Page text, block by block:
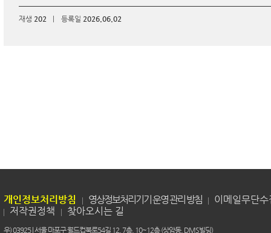
재생 202 | 등록일 2026.06.02
개인정보처리방침 영상정보처리기기 운영 관리 방침
이메일무단
저작권정책
찾아오시는 길
우) 03925 | 서울 마포구 월드컵북로54길 12, 7층, 10~12층 (상암동, DMS빌딩)